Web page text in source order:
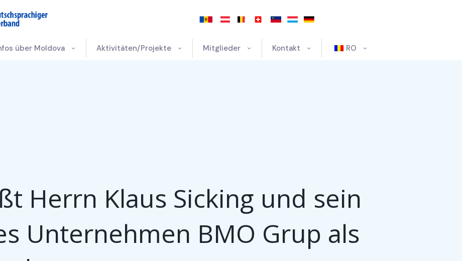
über Moldova Aktivitäten/Projekte Mitglieder Kontakt RO
Herrn Klaus Sicking und sein
Unternehmen BMO Grup als